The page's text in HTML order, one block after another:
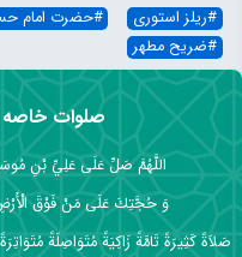
#ریلز استوری #حضرت امام
#ضریح مطهر
صلوات خاصه
اللَّهُمَّ صَلِّ عَلَى عَلِيِّ بْنِ
وَ حُجَّتِكَ عَلَى مَنْ فَوْقَ
صَلاَةً كَثِيرَةً تَامَّةً زَاكِيَةً مُتَوَاصِلَةً